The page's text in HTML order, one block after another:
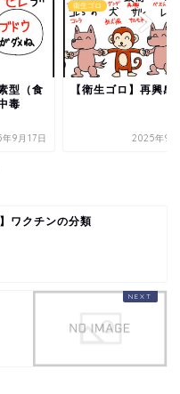
型（食
毒
9月17日
衛生ゴロ
【衛生ゴロ】再興感
2025年9
ワクチンの分類